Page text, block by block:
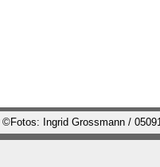
Ingrid Grossmann /